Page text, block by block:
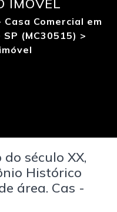
IMÓVEL
Casa Comercial em
(MC30515) >
século XX,
Histórico
área. Cas -